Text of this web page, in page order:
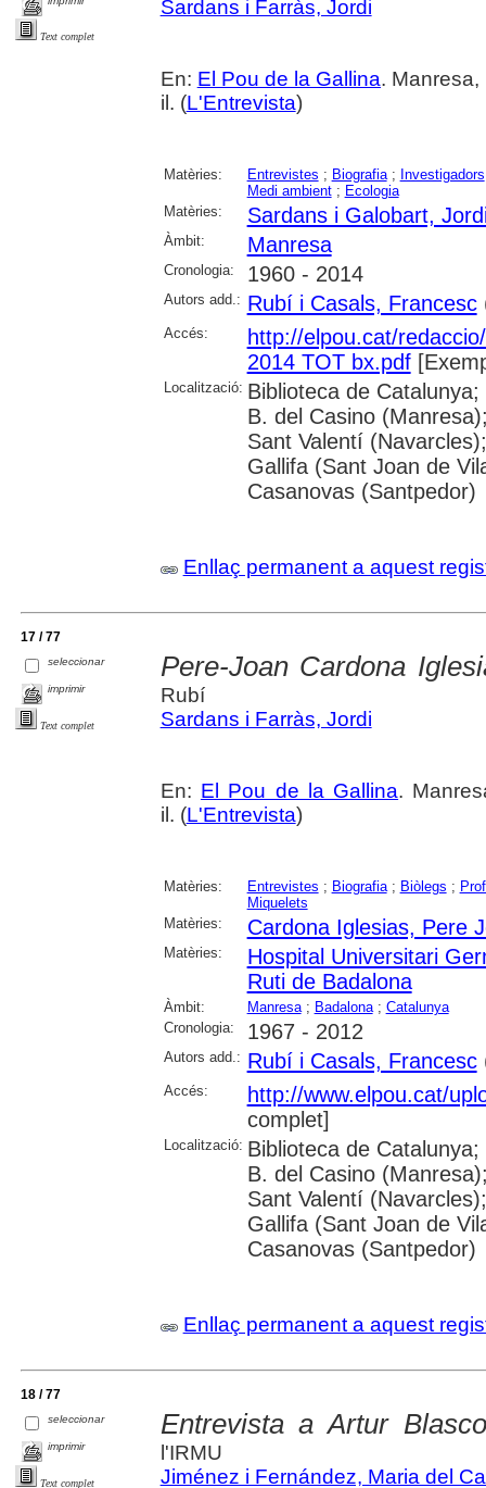
Text complet
Sardans i Farràs, Jordi
En: El Pou de la Gallina.
il. (L'Entrevista)
Matèries: Entrevistes ; Biografia; Investigadors
Medi ambient; Ecologia
Matèries:
Sardans i Galobart,
Àmbit: Manresa
Cronologia: 1960 - 2014
Autors add.: Rubí i Casals, Francesc
Accés:
http://elpou.cat/
2014 TOT bx.pdf
Localització: Biblioteca de
B. del Casino
Sant Valentí
Gallifa (Sant Joan de
Casanovas (Santpedor)
Enllaç permanent a aquest
17 / 77
seleccionar
imprimir
Text complet
Pere-Joan Cardona
Rubí
Sardans i Farràs, Jordi
En: El Pou de la Gallina.
il. (L'Entrevista)
Matèries: Entrevistes ; Biografia; Biòlegs ;
Miquelets
Matèries:
Cardona Iglesias, Pere
Matèries:
Hospital Universitari
Ruti de Badalona
Àmbit: Manresa; Badalona; Catalunya
Cronologia:
1967 - 2012
Autors add.: Rubí i Casals, Francesc
Accés:
http://www.elpou.cat/
complet]
Localització: Biblioteca de
B. del Casino
Sant Valentí
Gallifa (Sant Joan de
Casanovas (Santpedor)
Enllaç permanent a aquest
18 / 77
seleccionar
imprimir
Text complet
Entrevista a Artur Blasco
l'IRMU
Jiménez i Fernández, Maria del